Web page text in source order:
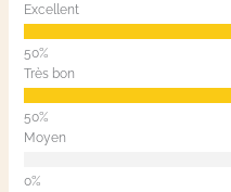
Excellent
Très bon
Moyen